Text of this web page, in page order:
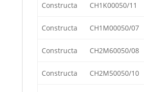
Constructa CH1K00050/11
Constructa CH1M00050/07
Constructa CH2M60050/08
Constructa CH2M50050/10